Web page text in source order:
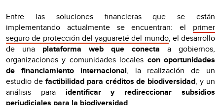
Entre las soluciones financieras que se están
implementando actualmente se encuentran: el primer
seguro de protección del yaguareté del mundo, el desarrollo
de una plataforma web que conecta a gobiernos,
organizaciones y comunidades locales con oportunidades
de financiamiento internacional, la realización de un
estudio de factibilidad para créditos de biodiversidad, y un
análisis para identificar y redireccionar subsidios